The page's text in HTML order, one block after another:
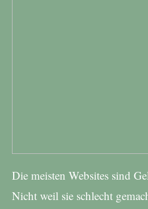
Die meisten Websites sind
Nicht weil sie schlecht